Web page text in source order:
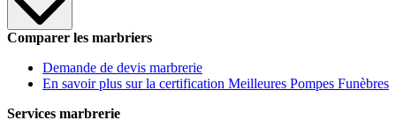
Comparer les marbriers
Demande de devis marbrerie
En savoir plus sur la certification Meilleures Pompes Funèbres
Services marbrerie